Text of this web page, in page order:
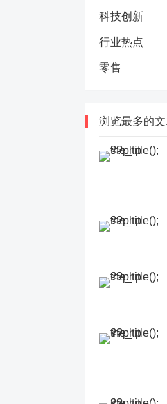
科技创新
行业热点
零售
浏览最多的